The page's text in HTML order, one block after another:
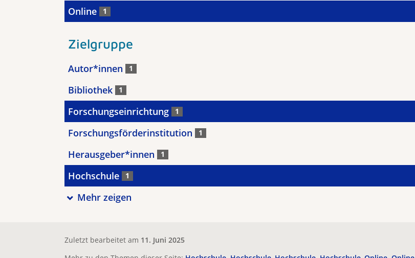
Online 1
Zielgruppe
Autor*innen 1
Bibliothek 1
Forschungseinrichtung 1
Forschungsförderinstitution 1
Herausgeber*innen 1
Hochschule 1
Mehr zeigen
Zuletzt bearbeitet am 11. Juni 2025